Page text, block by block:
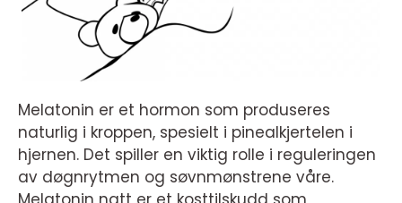
Melatonin er et hormon som produseres
naturlig i kroppen, spesielt i pinealkjertelen i
hjernen. Det spiller en viktig rolle i reguleringen
av døgnrytmen og søvnmønstrene våre.